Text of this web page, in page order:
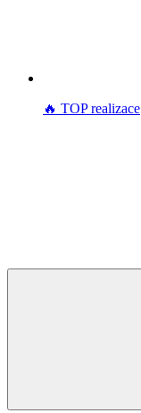
🔥 TOP realizace